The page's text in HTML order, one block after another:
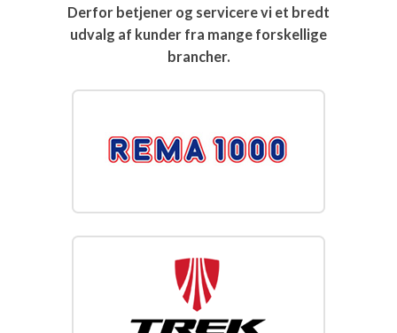
Derfor betjener og servicere vi et bredt
udvalg af kunder fra mange forskellige
brancher.